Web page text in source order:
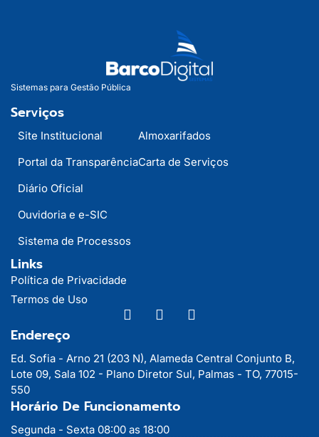
Sistemas para Gestão Pública
Serviços
Site Institucional
Portal da Transparência
Diário Oficial
Ouvidoria e e-SIC
Sistema de Processos
Almoxarifados
Carta de Serviços
Links
Política de Privacidade
Termos de Uso
Endereço
Ed. Sofia - Arno 21 (203 N), Alameda Central Conjunto B,
Lote 09, Sala 102 - Plano Diretor Sul, Palmas - TO, 77015-
550
Horário De Funcionamento
Segunda - Sexta 08:00 as 18:00